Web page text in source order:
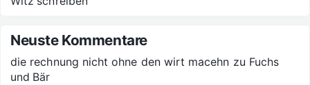
Neuste Kommentare
die rechnung nicht ohne den wirt macehn zu Fuchs
und Bär